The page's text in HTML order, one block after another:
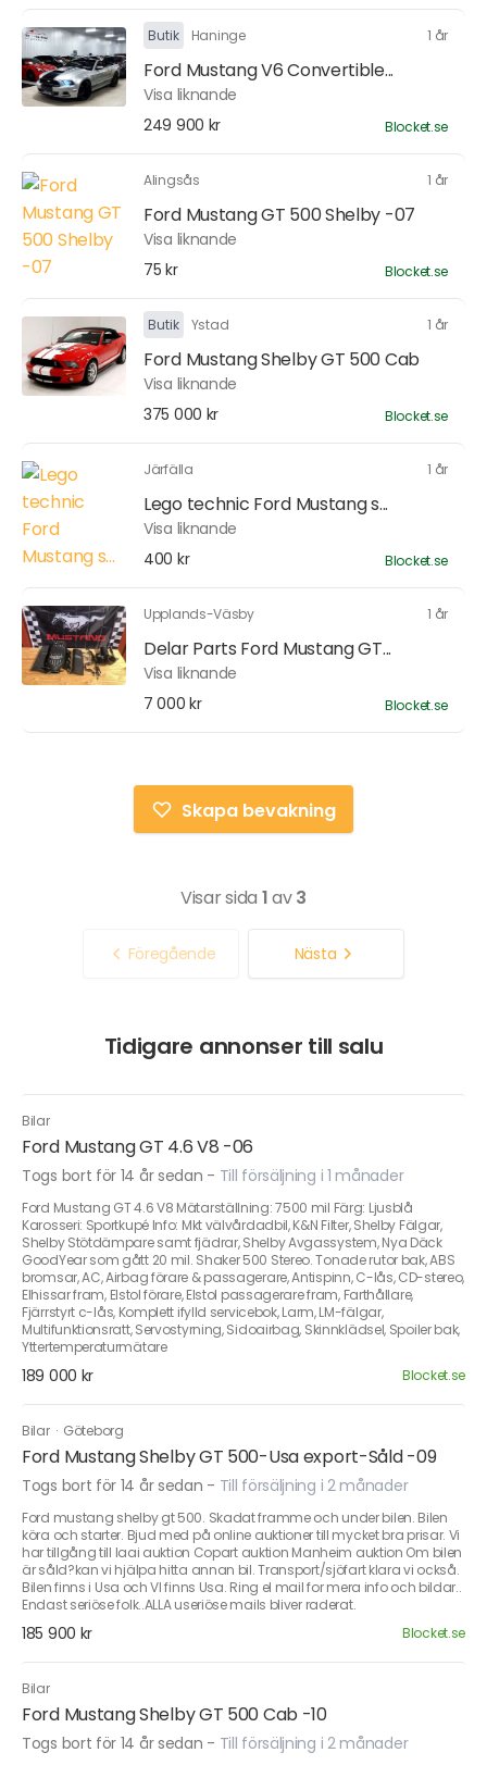
Butik Haninge 1 år
Ford Mustang V6 Convertible...
Visa liknande
249 900 kr
Blocket.se
Alingsås 1 år
Ford Mustang GT 500 Shelby -07
Visa liknande
75 kr
Blocket.se
Butik Ystad 1 år
Ford Mustang Shelby GT 500 Cab
Visa liknande
375 000 kr
Blocket.se
Järfälla 1 år
Lego technic Ford Mustang s...
Visa liknande
400 kr
Blocket.se
Upplands-Väsby 1 år
Delar Parts Ford Mustang GT...
Visa liknande
7 000 kr
Blocket.se
Skapa bevakning
Visar sida 1av3
Föregående Nästa
Tidigare annonser till salu
Bilar
Ford Mustang GT 4.6 V8 -06
Togs bort för 14 år sedan - Till försäljning i 1 månader
Ford Mustang GT 4.6 V8 Mätarställning: 7500 mil Färg: Ljusblå
Karosseri: Sportkupé Info: Mkt välvårdadbil, K&N Filter, Shelby Fälgar,
Shelby Stötdämpare samt fjädrar, Shelby Avgassystem, Nya Däck
GoodYear som gått 20 mil. Shaker 500 Stereo. Tonade rutor bak, ABS
bromsar, AC, Airbag förare & passagerare, Antispinn, C-lås, CD-stereo,
Elhissar fram, Elstol förare, Elstol passagerare fram, Farthållare,
Fjärrstyrt c-lås, Komplett ifylld servicebok, Larm, LM-fälgar,
Multifunktionsratt, Servostyrning, Sidoairbag, Skinnklädsel, Spoiler bak,
Yttertemperaturmätare
189 000 kr Blocket.se
Bilar · Göteborg
Ford Mustang Shelby GT 500-Usa export-Såld -09
Togs bort för 14 år sedan - Till försäljning i 2 månader
Ford mustang shelby gt 500. Skadat framme och under bilen. Bilen
köra och starter. Bjud med på online auktioner till mycket bra prisar. Vi
har tillgång till Iaai auktion Copart auktion Manheim auktion Om bilen
är såld?kan vi hjälpa hitta annan bil. Transport/sjöfart klara vi också.
Bilen finns i Usa och VI finns Usa. Ring el mail for mera info och bildar..
Endast seriöse folk..ALLA useriöse mails bliver raderat.
185 900 kr Blocket.se
Bilar
Ford Mustang Shelby GT 500 Cab -10
Togs bort för 14 år sedan - Till försäljning i 2 månader